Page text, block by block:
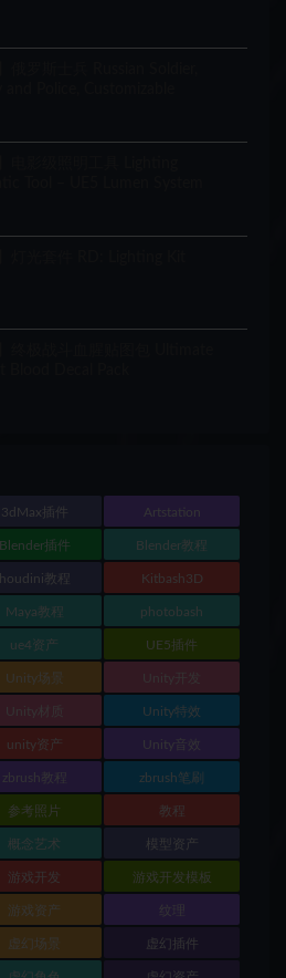
3dMax插件 Artstation
Blender插件 Blender教程
houdini教程 Kitbash3D
Maya教程 photobash
ue4资产 UE5插件
Unity场景 Unity开发
Unity材质 Unity特效
unity资产 Unity音效
zbrush教程 zbrush笔刷
参考照片 教程
概念艺术 模型资产
游戏开发 游戏开发模板
游戏资产 纹理
虚幻场景 虚幻插件